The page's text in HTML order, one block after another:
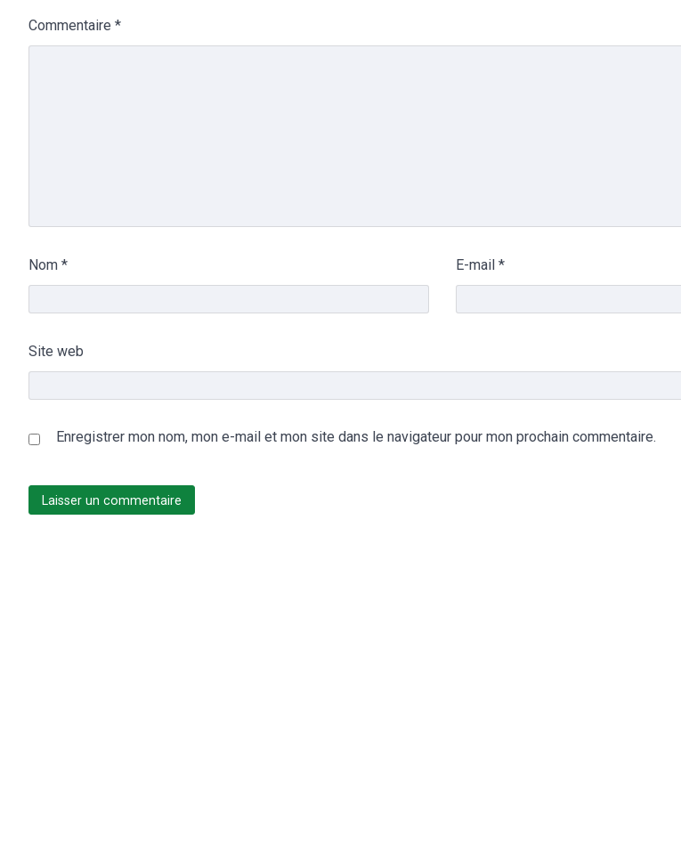
Commentaire *
Nom * E-mail *
Site web
Enregistrer mon nom, mon e-mail et mon site dans le navigateur pour mon prochain commentaire.